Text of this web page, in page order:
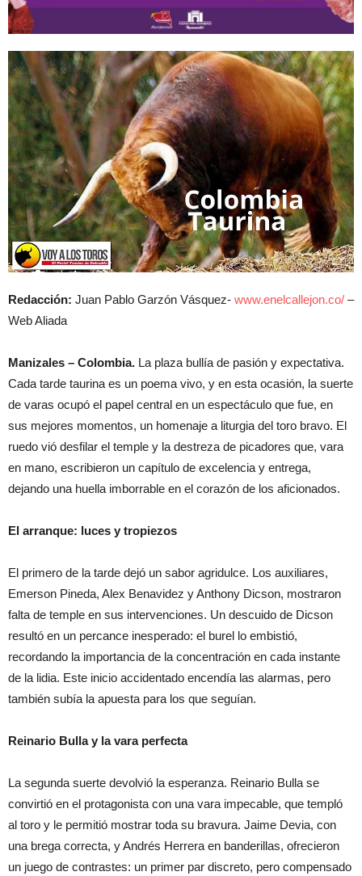
Redacción: Juan Pablo Garzón Vásquez- www.enelcallejon.co/ –
Web Aliada
Manizales – Colombia. La plaza bullía de pasión y expectativa.
Cada tarde taurina es un poema vivo, y en esta ocasión, la suerte
de varas ocupó el papel central en un espectáculo que fue, en
sus mejores momentos, un homenaje a liturgia del toro bravo. El
ruedo vió desfilar el temple y la destreza de picadores que, vara
en mano, escribieron un capítulo de excelencia y entrega,
dejando una huella imborrable en el corazón de los aficionados.
El arranque: luces y tropiezos
El primero de la tarde dejó un sabor agridulce. Los auxiliares,
Emerson Pineda, Alex Benavidez y Anthony Dicson, mostraron
falta de temple en sus intervenciones. Un descuido de Dicson
resultó en un percance inesperado: el burel lo embistió,
recordando la importancia de la concentración en cada instante
de la lidia. Este inicio accidentado encendía las alarmas, pero
también subía la apuesta para los que seguían.
Reinario Bulla y la vara perfecta
La segunda suerte devolvió la esperanza. Reinario Bulla se
convirtió en el protagonista con una vara impecable, que templó
al toro y le permitió mostrar toda su bravura. Jaime Devia, con
una brega correcta, y Andrés Herrera en banderillas, ofrecieron
un juego de contrastes: un primer par discreto, pero compensado